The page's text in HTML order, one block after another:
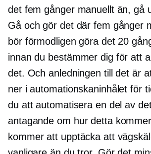
det fem gånger manuellt än, gå
Gå och gör det där fem gånger
bör förmodligen göra det 20
innan du bestämmer dig för att
det. Och anledningen till det är
ner i automationskaninhålet för
du att automatisera en del av
antagande om hur detta
kommer att upptäcka att